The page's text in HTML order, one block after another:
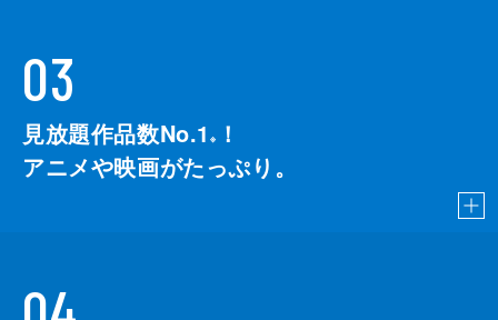
03
見放題作品数No.1 ※
！
アニメや映画がたっぷり。